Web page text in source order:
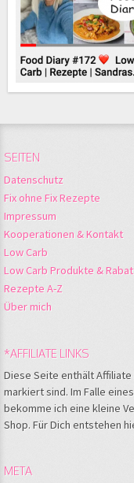
SEITEN
Datenschutz
Fix ohne Fix Rezepte
Impressum
Kooperationen & Kontakt
Low Carb
Low Carb Produkte &
Rezepte A-Z
Über mich
*AFFILIATE LINKS
Diese Seite enthält
markiert sind. Im Falle
bekomme ich eine kleine
Shop. Für Dich entstehen
META